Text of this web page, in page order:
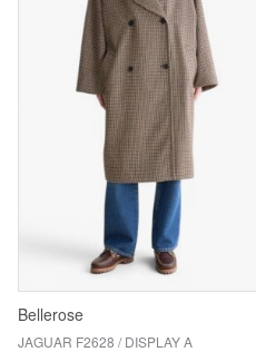
Bellerose
JAGUAR F2628 / DISPLAY A